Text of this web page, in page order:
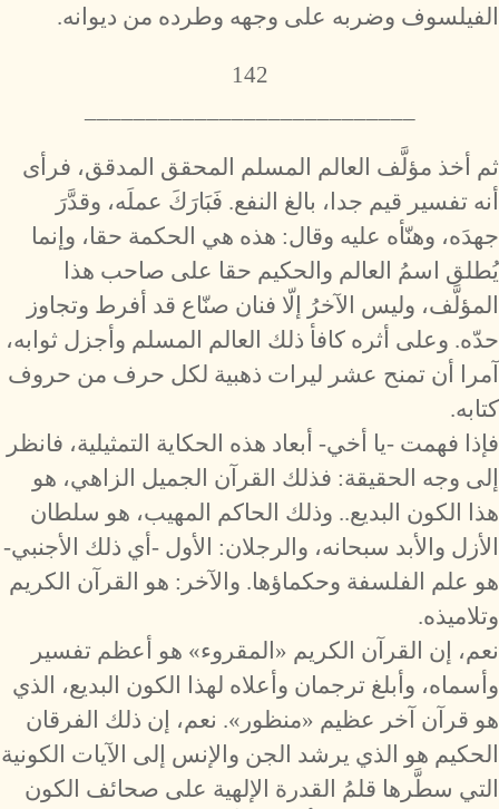
الفيلسوف وضربه على وجهه وطرده من ديوانه.
142
ثم أخذ مؤلَّف العالم المسلم المحقق المدقق، فرأى
أنه تفسير قيم جدا، بالغ النفع. فَبَارَكَ عملَه، وقدَّرَ
جهدَه، وهنّأه عليه وقال: هذه هي الحكمة حقا، وإنما
يُطلق اسمُ العالم والحكيم حقا على صاحب هذا
المؤلَّف، وليس الآخرُ إلّا فنان صنّاع قد أفرط وتجاوز
حدّه. وعلى أثره كافأ ذلك العالم المسلم وأجزل ثوابه،
آمرا أن تمنح عشر ليرات ذهبية لكل حرف من حروف
كتابه.
فإذا فهمت -يا أخي- أبعاد هذه الحكاية التمثيلية، فانظر
إلى وجه الحقيقة: فذلك القرآن الجميل الزاهي، هو
هذا الكون البديع.. وذلك الحاكم المهيب، هو سلطان
الأزل والأبد سبحانه، والرجلان: الأول -أي ذلك الأجنبي-
هو علم الفلسفة وحكماؤها. والآخر: هو القرآن الكريم
وتلاميذه.
نعم، إن القرآن الكريم «المقروء» هو أعظم تفسير
وأسماه، وأبلغ ترجمان وأعلاه لهذا الكون البديع، الذي
هو قرآن آخر عظيم «منظور». نعم، إن ذلك الفرقان
الحكيم هو الذي يرشد الجن والإنس إلى الآيات الكونية
التي سطَّرها قلمُ القدرة الإلهية على صحائف الكون